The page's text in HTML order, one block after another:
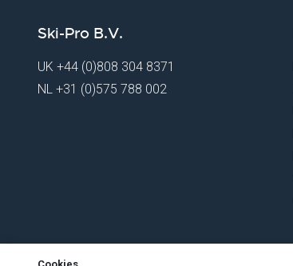
Ski-Pro B.V.
UK +44 (0)808 304 8371
NL +31 (0)575 788 002